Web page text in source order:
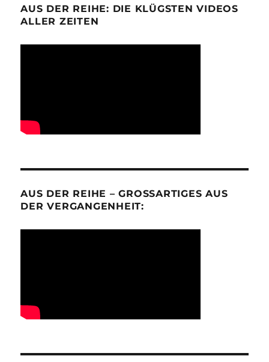
AUS DER REIHE: DIE KLÜGSTEN VIDEOS
ALLER ZEITEN
AUS DER REIHE – GROSSARTIGES AUS D
ER VERGANGENHEIT: